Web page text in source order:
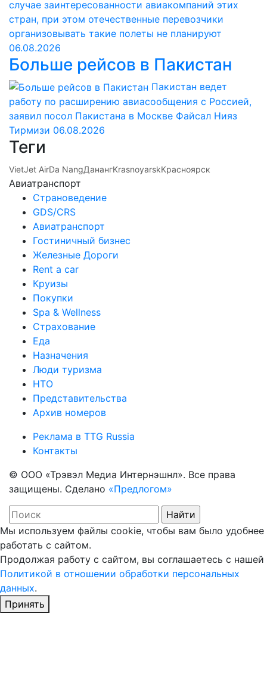
случае заинтересованности авиакомпаний этих
стран, при этом отечественные перевозчики
организовывать такие полеты не планируют
06.08.2026
Больше рейсов в Пакистан
Пакистан ведет
работу по расширению авиасообщения с Россией,
заявил посол Пакистана в Москве Файсал Нияз
Тирмизи 06.08.2026
Теги
VietJet AirDa NangДанангKrasnoyarskКрасноярск
Авиатранспорт
Страноведение
GDS/CRS
Авиатранспорт
Гостиничный бизнес
Железные Дороги
Rent a car
Круизы
Покупки
Spa & Wellness
Страхование
Еда
Назначения
Люди туризма
НТО
Представительства
Архив номеров
Реклама в TTG Russia
Контакты
© ООО «Трэвэл Медиа Интернэшнл». Все права
защищены. Сделано «Предлогом»
Мы используем файлы cookie, чтобы вам было удобнее
работать с сайтом.
Продолжая работу с сайтом, вы соглашаетесь с нашей
Политикой в отношении обработки персональных
данных.
Принять